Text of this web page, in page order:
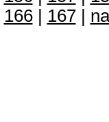
166| 167|